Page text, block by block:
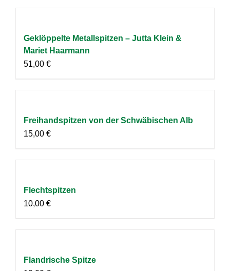
Geklöppelte Metallspitzen – Jutta Klein &
Mariet Haarmann
51,00 €
Freihandspitzen von der Schwäbischen Alb
15,00 €
Flechtspitzen
10,00 €
Flandrische Spitze